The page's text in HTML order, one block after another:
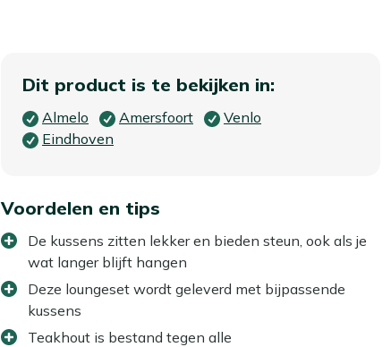
Dit product is te bekijken in:
Almelo Amersfoort
Venlo
Eindhoven
Voordelen en tips
De kussens zitten lekker en bieden steun, ook als je
wat langer blijft hangen
Deze loungeset wordt geleverd met bijpassende
kussens
Teakhout is bestand tegen alle